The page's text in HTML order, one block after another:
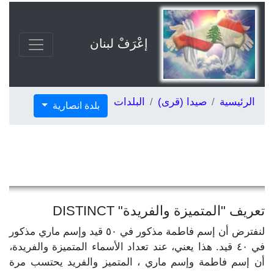
إعْرَفْ لبنان
الرئيسية صيدا (قرى) البلدات بلدة انصارية
تعريف "المتميزة والفريدة" DISTINCT
لنفترض أن إسم فاطمة مذكور في ٥٠ قيد وإسم ماري مذكور
في ٤٠ قيد. هذا يعني، عند تعداد الأسماء المتميزة والفريدة،
أن إسم فاطمة وإسم ماري ، المتميز والفريد يحتسب مرة